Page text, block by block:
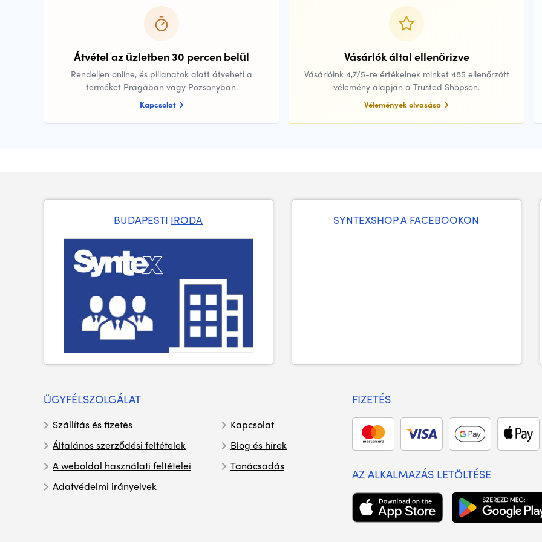
Átvétel az üzletben 30 percen belül
Rendeljen online, és pillanatok alatt átveheti a
terméket Prágában vagy Pozsonyban.
Kapcsolat
Vásárlók által ellenőrizve
Vásárlóink 4,7/5-re értékelnek minket 485 ellenőrzött
vélemény alapján a Trusted Shopson.
Vélemények olvasása
BUDAPESTI IRODA SYNTEXSHOP A FACEBOOKON
ÜGYFÉLSZOLGÁLAT
Szállítás és fizetés
Általános szerződési feltételek
A weboldal használati feltételei
Adatvédelmi irányelvek
Kapcsolat
Blog és hírek
Tanácsadás
FIZETÉS
AZ ALKALMAZÁS LETÖLTÉSE